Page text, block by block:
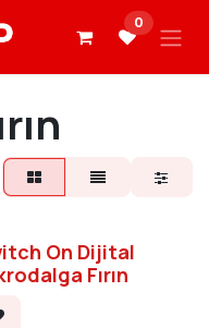
0
On Dijital
Fırın